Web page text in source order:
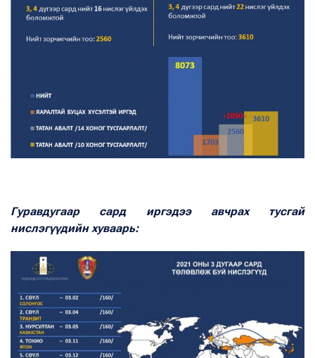
Гуравдугаар сард иргэдээ авчрах тусгай
нислэгүүдийн хуваарь: